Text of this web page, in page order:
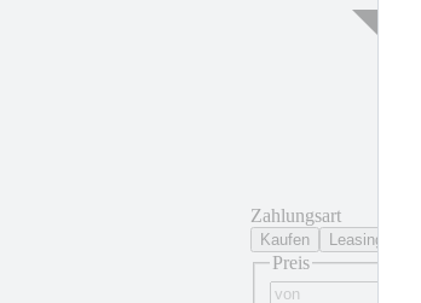
Zahlungsart
Kaufen Leasing
Preis